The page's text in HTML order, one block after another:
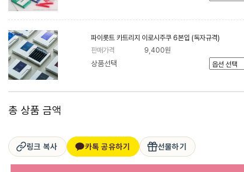
파이롯트 카트리지 이로시주쿠 6본입 (독자규격)
판매가격
9,400원
상품선택
총 상품 금액
링크 복사 카톡 공유하기 선물하기